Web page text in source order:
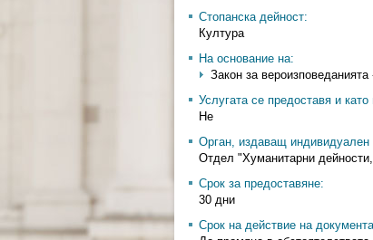
Стопанска дейност:
Култура
На основание на:
Закон за
Услугата се предоставя и
Не
Орган, издаващ индивидуален
Отдел "Хуманитарни
Срок за предоставяне:
30 дни
Срок на действие на